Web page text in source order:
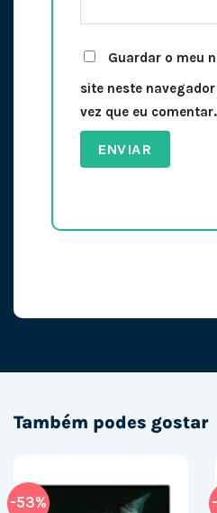
Guardar o meu
site neste
vez que eu comentar.
Também podes gostar
-53%